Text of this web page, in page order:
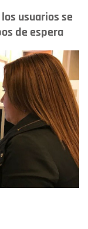
usuarios se
de espera